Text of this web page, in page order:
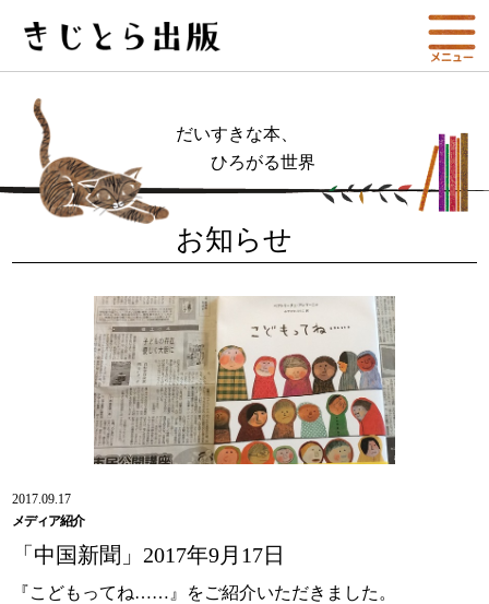
だいすきな本、
ひろがる世界
お知らせ
2017.09.17
メディア紹介
「中国新聞」2017年9月17日
『こどもってね……』をご紹介いただきました。